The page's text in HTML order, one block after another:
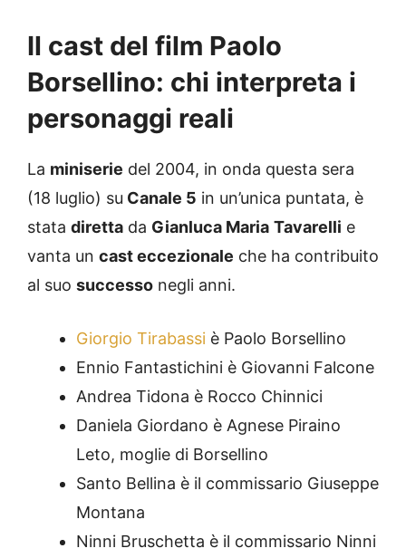
Il cast del film Paolo
Borsellino: chi interpreta i
personaggi reali
La miniserie del 2004, in onda questa sera
(18 luglio) su Canale 5 in un’unica puntata, è
stata diretta da Gianluca Maria Tavarelli e
vanta un cast eccezionale che ha contribuito
al suo successo negli anni.
Giorgio Tirabassi è Paolo Borsellino
Ennio Fantastichini è Giovanni Falcone
Andrea Tidona è Rocco Chinnici
Daniela Giordano è Agnese Piraino
Leto, moglie di Borsellino
Santo Bellina è il commissario Giuseppe
Montana
Ninni Bruschetta è il commissario Ninni